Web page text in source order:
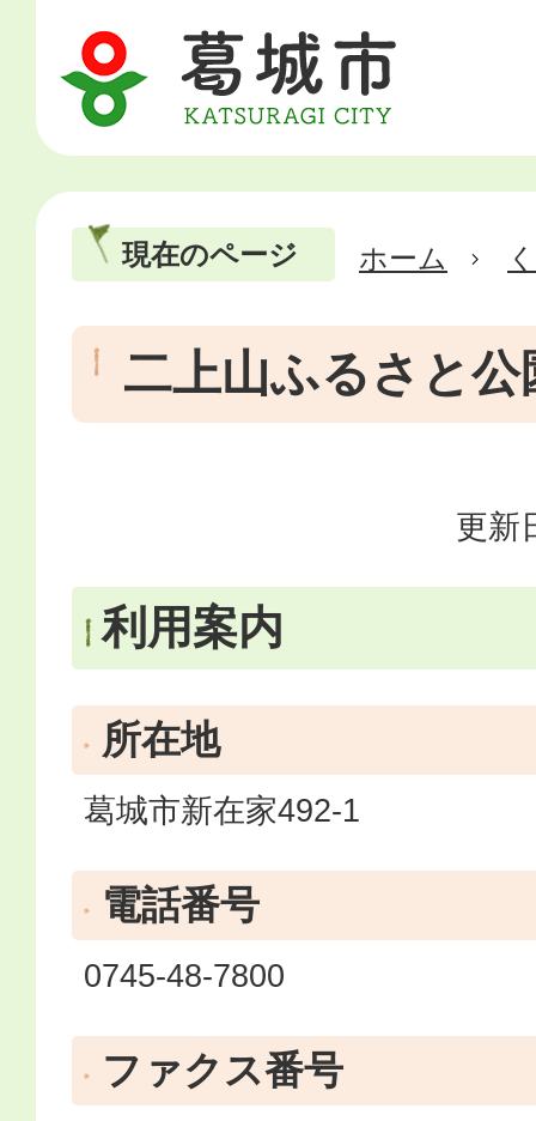
現在のページ ホーム
二上山ふるさと公
更新
利用案内
所在地
葛城市新在家492-1
電話番号
0745-48-7800
ファクス番号